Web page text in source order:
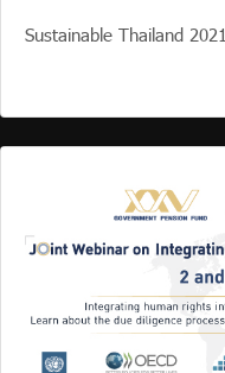
Sustainable Thailand 2021